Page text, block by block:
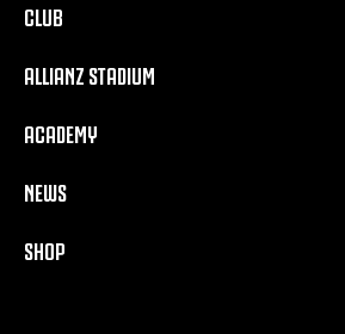
CLUB
ALLIANZ STADIUM
ACADEMY
NEWS
SHOP